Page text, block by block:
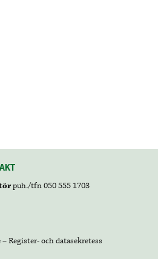
puh./tfn 050 555 1703
Register- och datasekretess